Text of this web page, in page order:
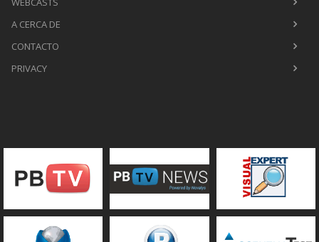
A CERCA DE
CONTACTO
PRIVACY